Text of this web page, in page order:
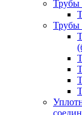
Трубы